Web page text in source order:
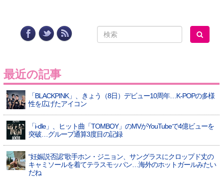
最近の記事
「BLACKPINK」、きょう（8日）デビュー10周年…K-POPの多様
性を広げたアイコン
「i-dle」、ヒット曲「TOMBOY」のMVがYouTubeで4億ビューを
突破…グループ通算3度目の記録
“妊娠説否認”歌手ホン・ジニョン、サングラスにクロップド丈の
キャミソールを着てテラスモッパン…海外のホットガールみたい
だね